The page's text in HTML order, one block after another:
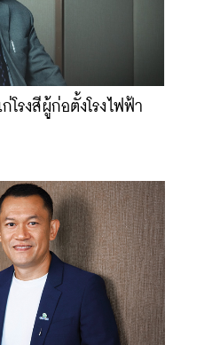
รงสีผู้ก่อตั้งโรงไฟฟ้า